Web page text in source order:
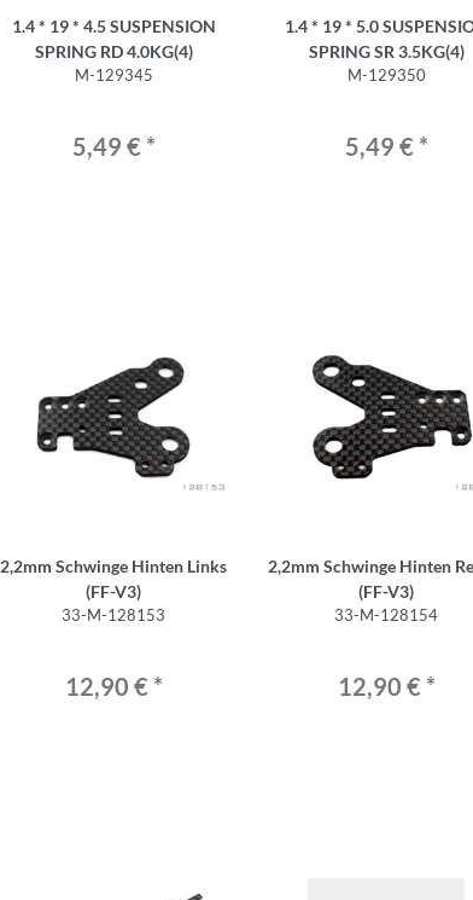
1.4 * 19 * 4.5 SUSPENSION
SPRING RD 4.0KG(4)
M-129345
5,49 € *
1.4 * 19 * 5.0
SPRING SR 3.5KG(4)
M-129350
5,49 € *
2,2mm Schwinge Hinten Links
(FF-V3)
33-M-128153
12,90 € *
2,2mm Schwinge Hinten
(FF-V3)
33-M-128154
12,90 € *